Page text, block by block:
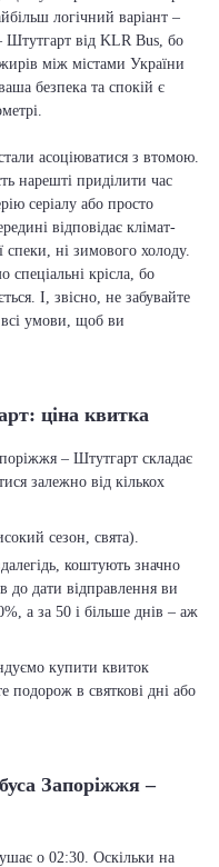
логічний варіант –
Штутгарт від KLR Bus, бо
між містами України
безпека та спокій є
асоціюватися з втомою.
нарешті приділити час
серіалу або просто
відповідає клімат-
спеки, ні зимового холоду.
крісла, бо
І, звісно, не забувайте
всі умови, щоб ви
ціна квитка
– Штутгарт складає
залежно від кількох
сезон, свята).
коштують значно
до дати відправлення ви
а за 50 і більше днів – аж
купити квиток
подорож в святкові дні або
Запоріжжя –
о 02:30. Оскільки на